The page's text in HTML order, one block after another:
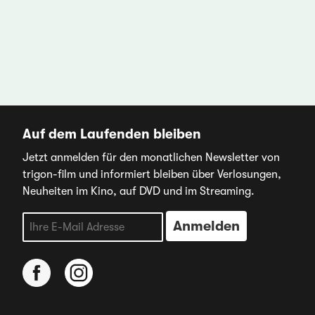
Auf dem Laufenden bleiben
Jetzt anmelden für den monatlichen Newsletter von
trigon-film und informiert bleiben über Verlosungen,
Neuheiten im Kino, auf DVD und im Streaming.